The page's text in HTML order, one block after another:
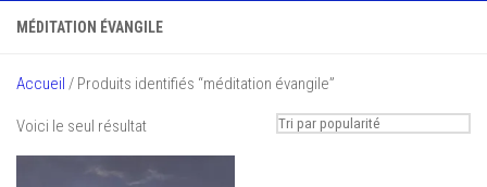
MÉDITATION ÉVANGILE
Accueil / Produits identifiés “méditation évangile”
Voici le seul résultat